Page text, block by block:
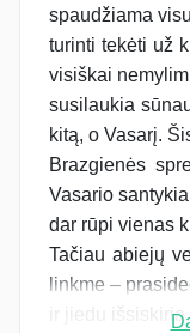
spaudžiama
turinti tekėti už
visiškai
susilaukia
kitą, o Vasarį.
Brazgienės
Vasario
dar rūpi vienas
Tačiau abiejų
linkme –
ir jiedu